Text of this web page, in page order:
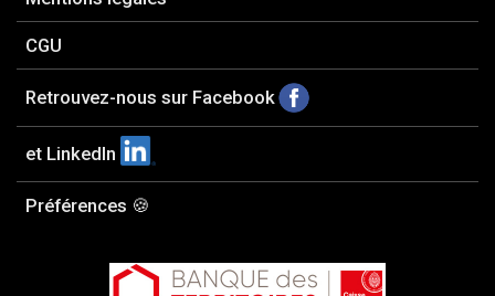
CGU
Retrouvez-nous sur Facebook
et LinkedIn
Préférences 🍪